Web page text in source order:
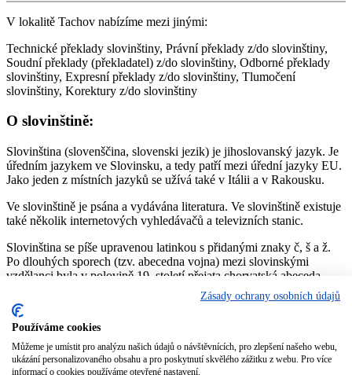
V lokalitě Tachov nabízíme mezi jinými:
Technické překlady slovinštiny, Právní překlady z/do slovinštiny,
Soudní překlady (překladatel) z/do slovinštiny, Odborné překlady
slovinštiny, Expresní překlady z/do slovinštiny, Tlumočení
slovinštiny, Korektury z/do slovinštiny
O slovinštině:
Slovinština (slovenščina, slovenski jezik) je jihoslovanský jazyk. Je
úředním jazykem ve Slovinsku, a tedy patří mezi úřední jazyky EU.
Jako jeden z místních jazyků se užívá také v Itálii a v Rakousku.
Ve slovinštině je psána a vydávána literatura. Ve slovinštině existuje
také několik internetových vyhledávačů a televizních stanic.
Slovinština se píše upravenou latinkou s přidanými znaky č, š a ž.
Po dlouhých sporech (tzv. abecedna vojna) mezi slovinskými
vzdělanci byla v polovině 19. století přejata chorvatská abeceda
Ljudevita Gaje, ze které byly odstraněny znaky, které slovinština
nepoužívá. Ta nahradila předchozí tzv. metelčici a bohoričici, tedy
písma, která nepoužívala diakritiku, ale pokoušela se hlásky, které
nemají v latince ekvivalent, nahradit zcela novými znaky – mnohdy
výpůjčkami z cyrilice nebo tvorbou ligatur písmen latinky.
Zásady ochrany osobních údajů
Používáme cookies
Můžeme je umístit pro analýzu našich údajů o návštěvnících, pro zlepšení našeho webu,
ukázání personalizovaného obsahu a pro poskytnutí skvělého zážitku z webu. Pro více
informací o cookies používáme otevřené nastavení.